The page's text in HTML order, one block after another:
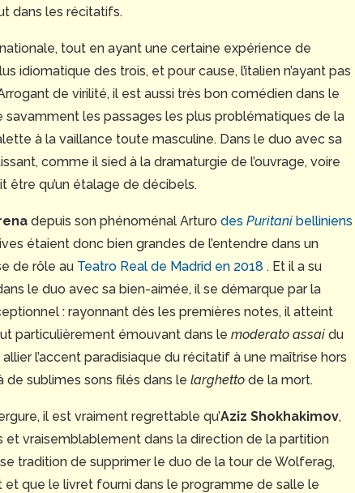
dans les récitatifs.
tout en ayant une certaine expérience de
idiomatique des trois, et pour cause, l’italien n’ayant pas
de virilité, il est aussi très bon comédien dans le
les passages les plus problématiques de la
à la vaillance toute masculine. Dans le duo avec sa
comme il sied à la dramaturgie de l’ouvrage, voire
être qu’un étalage de décibels.
depuis son phénoménal Arturo des Puritani belliniens
étaient donc bien grandes de l’entendre dans un
de rôle au Teatro Real de Madrid en 2018 . Et il a su
le duo avec sa bien-aimée, il se démarque par la
: rayonnant dès les premières notes, il atteint
particulièrement émouvant dans le moderato assai du
l’accent paradisiaque du récitatif à une maîtrise hors
de sublimes sons filés dans le larghetto de la mort.
il est vraiment regrettable qu’Aziz Shokhakimov,
et vraisemblablement dans la direction de la partition
tradition de supprimer le duo de la tour de Wolferag,
que le livret fourni dans le programme de salle le